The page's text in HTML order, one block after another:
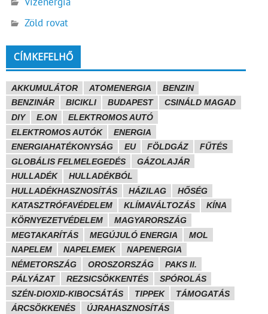
Zöld rovat
CÍMKEFELHŐ
AKKUMULÁTOR ATOMENERGIA
BENZIN
BENZINÁR
BICIKLI BUDAPEST
CSINÁLD MAGAD
DIY
E.ON
ELEKTROMOS AUTÓ
ELEKTROMOS AUTÓK
ENERGIA
ENERGIAHATÉKONYSÁG
EU FÖLDGÁZ
FŰTÉS
GLOBÁLIS FELMELEGEDÉS
GÁZOLAJÁR
HULLADÉK
HULLADÉKBÓL
HULLADÉKHASZNOSÍTÁS
HÁZILAG
HŐSÉG
KATASZTRÓFAVÉDELEM
KLÍMAVÁLTOZÁS
KÍNA
KÖRNYEZETVÉDELEM
MAGYARORSZÁG
MEGTAKARÍTÁS
MEGÚJULÓ ENERGIA
MOL
NAPELEM
NAPELEMEK
NAPENERGIA
NÉMETORSZÁG
OROSZORSZÁG
PAKS II.
PÁLYÁZAT
REZSICSÖKKENTÉS
SPÓROLÁS
SZÉN-DIOXID-KIBOCSÁTÁS
TIPPEK
TÁMOGATÁS
ÁRCSÖKKENÉS
ÚJRAHASZNOSÍTÁS